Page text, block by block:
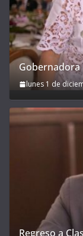
Gobernadora
lunes 1 de
Regreso a